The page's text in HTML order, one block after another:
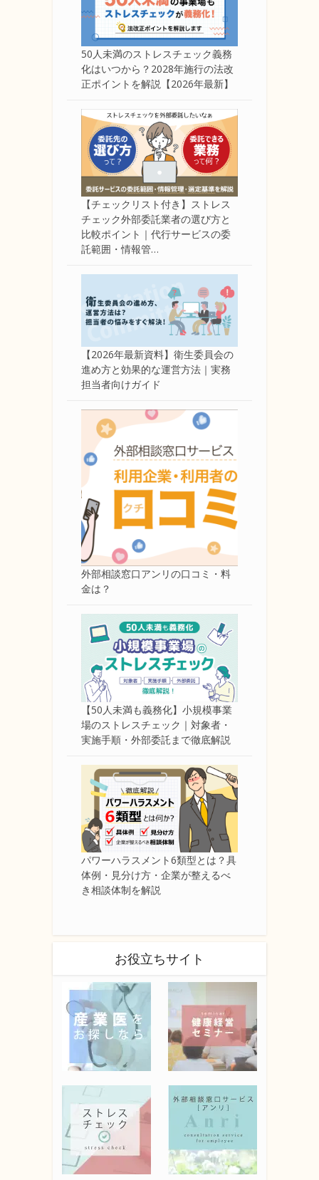
50人未満のストレスチェック義務
化はいつから？2028年施行の法改
正ポイントを解説【2026年最新】
【チェックリスト付き】ストレス
チェック外部委託業者の選び方と
比較ポイント｜代行サービスの委
託範囲・情報管…
【2026年最新資料】衛生委員会の
進め方と効果的な運営方法｜実務
担当者向けガイド
外部相談窓口アンリの口コミ・料
金は？
【50人未満も義務化】小規模事業
場のストレスチェック｜対象者・
実施手順・外部委託まで徹底解説
パワーハラスメント6類型とは？具
体例・見分け方・企業が整えるべ
き相談体制を解説
お役立ちサイト